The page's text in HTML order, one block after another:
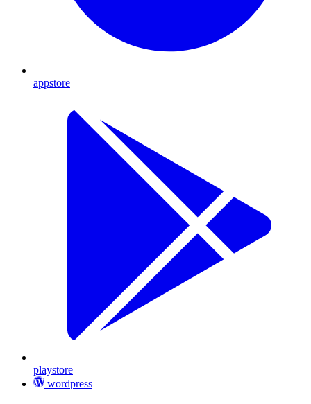
appstore
playstore
wordpress